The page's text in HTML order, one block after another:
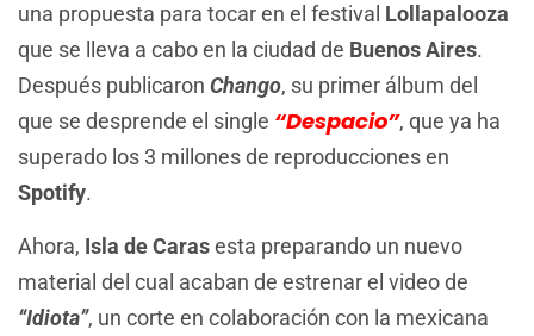
una propuesta para tocar en el festival Lollapalooza
que se lleva a cabo en la ciudad de Buenos Aires.
Después publicaron Chango, su primer álbum del
que se desprende el single “Despacio”, que ya ha
superado los 3 millones de reproducciones en
Spotify.
Ahora, Isla de Carasesta preparando un nuevo
material del cual acaban de estrenar el video de
“Idiota”, un corte en colaboración con la mexicana